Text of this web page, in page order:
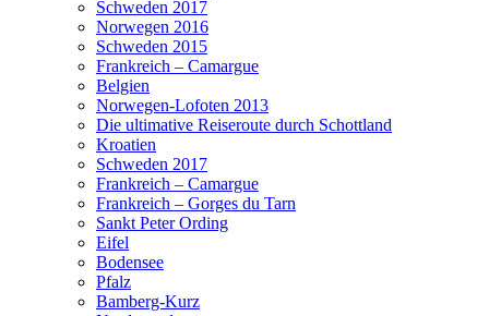
Schweden 2017
Norwegen 2016
Schweden 2015
Frankreich – Camargue
Belgien
Norwegen-Lofoten 2013
Die ultimative Reiseroute durch Schottland
Kroatien
Schweden 2017
Frankreich – Camargue
Frankreich – Gorges du Tarn
Sankt Peter Ording
Eifel
Bodensee
Pfalz
Bamberg-Kurz